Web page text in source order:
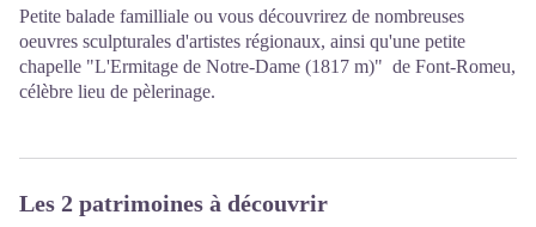
Petite balade familliale ou vous découvrirez de nombreuses
oeuvres sculpturales d'artistes régionaux, ainsi qu'une petite
chapelle "L'Ermitage de Notre-Dame (1817 m)" de Font-Romeu,
célèbre lieu de pèlerinage.
Les 2 patrimoines à découvrir